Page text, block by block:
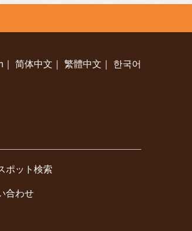
｜ 简体中文 ｜ 繁體中文 ｜ 한국어
ポット検索
合わせ